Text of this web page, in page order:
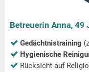
Betreuerin Anna, 49
Gedächtnistraining
Hygienische
Rücksicht auf